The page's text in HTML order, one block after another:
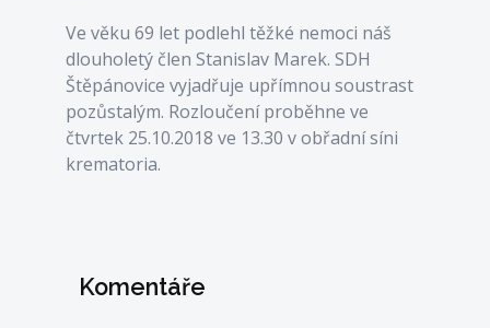
Ve věku 69 let podlehl těžké nemoci náš
dlouholetý člen Stanislav Marek. SDH
Štěpánovice vyjadřuje upřímnou soustrast
pozůstalým. Rozloučení proběhne ve
čtvrtek 25.10.2018 ve 13.30 v obřadní síni
krematoria.
Komentáře